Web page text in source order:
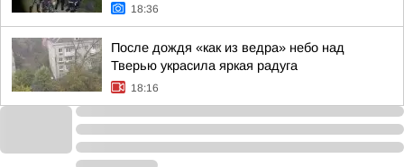
18:36
После дождя «как из ведра» небо над
Тверью украсила яркая радуга
18:16